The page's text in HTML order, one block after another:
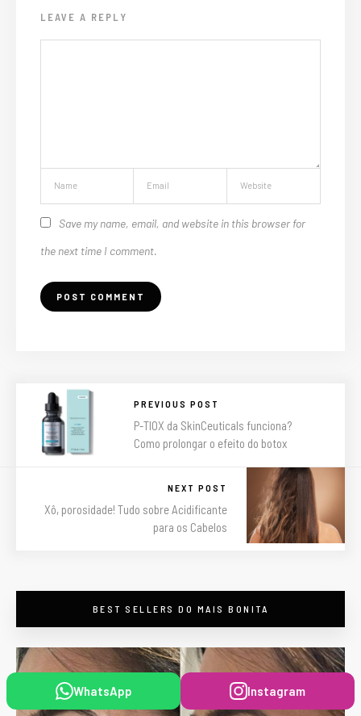
LEAVE A REPLY
Save my name, email, and website in this browser for
the next time I comment.
PREVIOUS POST
P-TIOX da SkinCeuticals funciona?
Como prolongar o efeito do botox
NEXT POST
Xô, porosidade! Tudo sobre Acidificante
para os Cabelos
BEST SELLERS DO MAIS BONITA
WhatsApp Instagram